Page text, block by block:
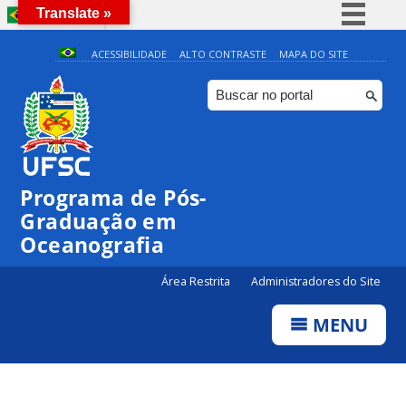
BRASIL
Simplifique!
Comunica BR
Participe
ACESSIBILIDADE ALTO CONTRASTE MAPA DO SITE
Programa de Pós-
Graduação em
Oceanografia
Área Restrita Administradores do Site
MENU
0:00
1:00
2:00
Translate »